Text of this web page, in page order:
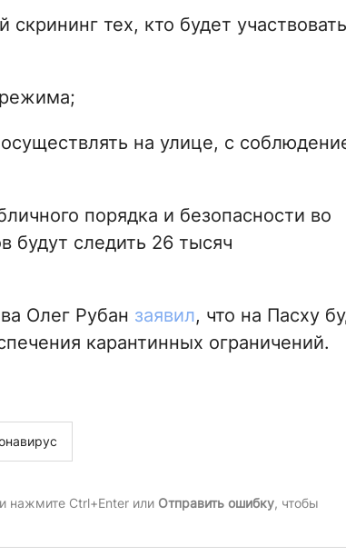
тех, кто будет
на улице, с
порядка и безопасности во
будут следить 26 тысяч
Олег Рубан заявил, что на Пасху
карантинных ограничений.
нажмите Ctrl+Enter или Отправить ошибку, чтобы